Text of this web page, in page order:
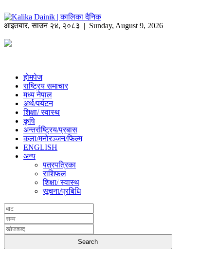
आइतबार,साउन २४, २०८३ | Sunday, August 9, 2026
होमपेज
राष्ट्रिय समाचार
मध्य नेपाल
अर्थ/पर्यटन
शिक्षा/ स्वास्थ
कृषि
अन्तर्राष्ट्रिय/प्रबास
कला/मनोरञ्जन/फिल्म
ENGLISH
अन्य
पत्रपत्रिका
राशिफल
शिक्षा/ स्वास्थ
सूचना/प्रबिधि